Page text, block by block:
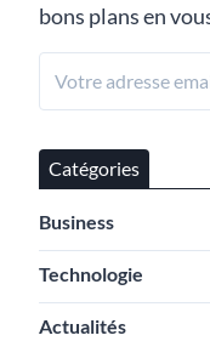
bons plans en
Catégories
Business
Technologie
Actualités